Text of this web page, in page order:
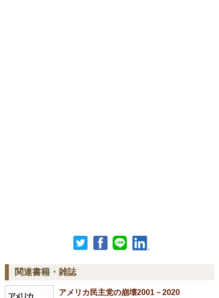
関連書籍・雑誌
アメリカ民主党の崩壊2001－2020